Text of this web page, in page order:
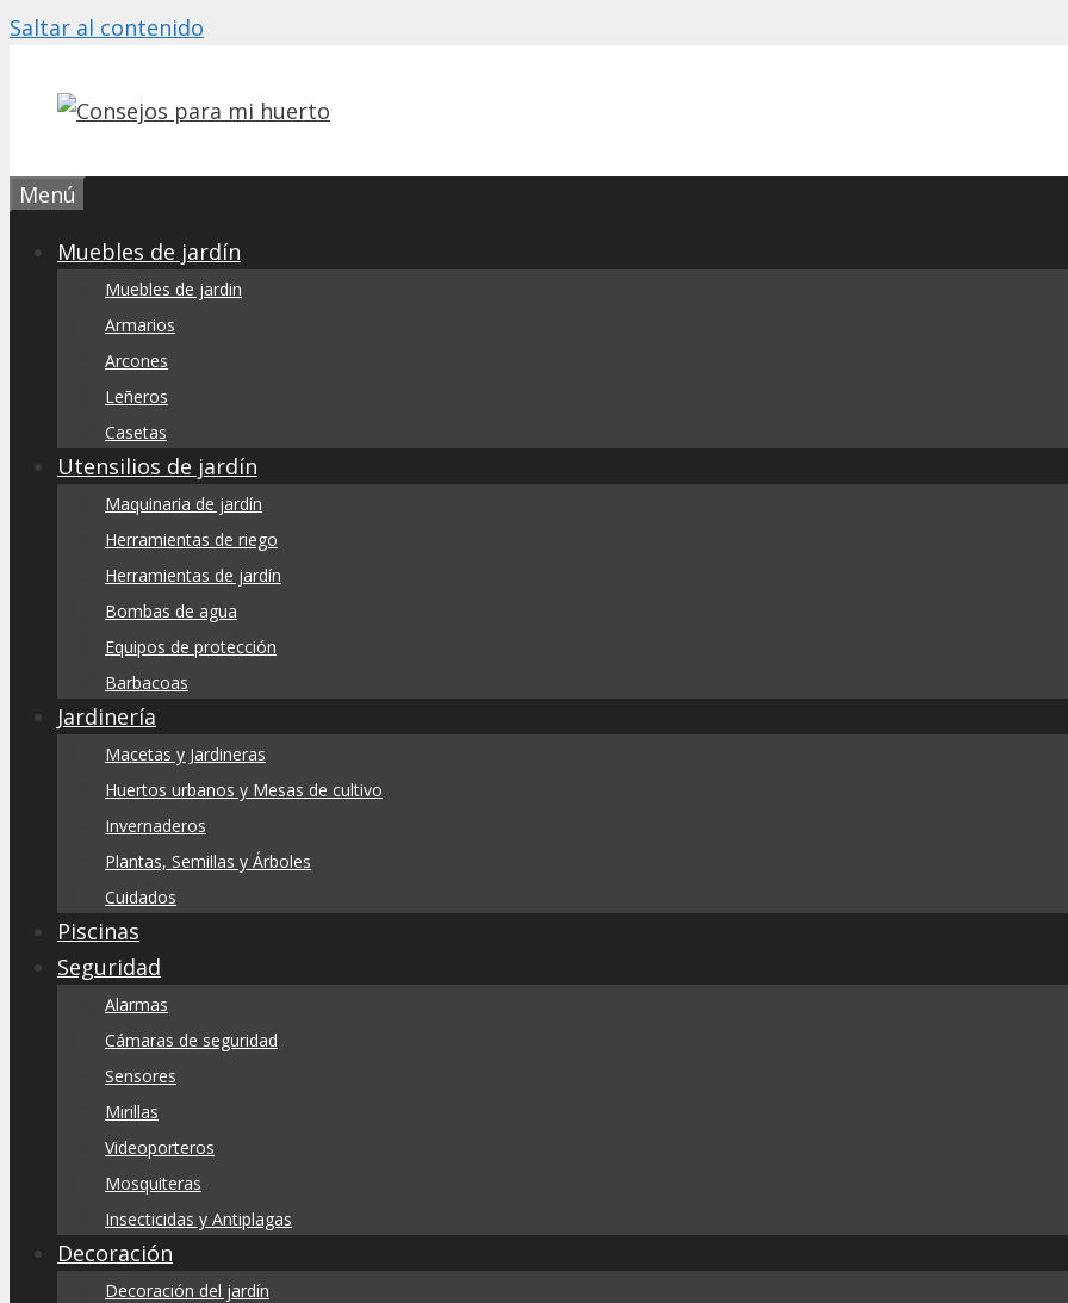
Saltar al contenido
Menú
Muebles de jardín
Muebles de jardin
Armarios
Arcones
Leñeros
Casetas
Utensilios de jardín
Maquinaria de jardín
Herramientas de riego
Herramientas de jardín
Bombas de agua
Equipos de protección
Barbacoas
Jardinería
Macetas y Jardineras
Huertos urbanos y Mesas de cultivo
Invernaderos
Plantas, Semillas y Árboles
Cuidados
Piscinas
Seguridad
Alarmas
Cámaras de seguridad
Sensores
Mirillas
Videoporteros
Mosquiteras
Insecticidas y Antiplagas
Decoración
Decoración del jardín